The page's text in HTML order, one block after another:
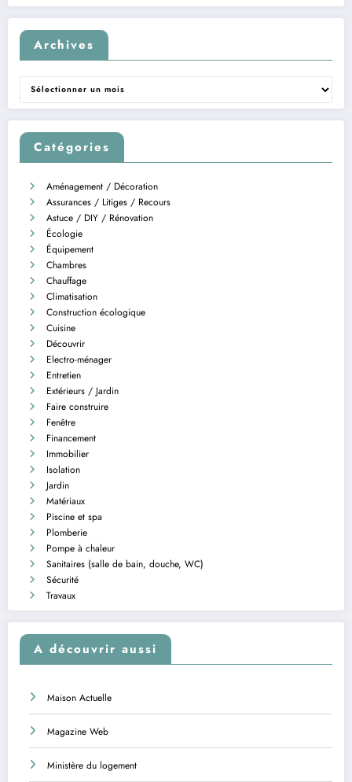
Archives
Archives
Catégories
Aménagement / Décoration
Assurances / Litiges / Recours
Astuce / DIY / Rénovation
Écologie
Équipement
Chambres
Chauffage
Climatisation
Construction écologique
Cuisine
Découvrir
Electro-ménager
Entretien
Extérieurs / Jardin
Faire construire
Fenêtre
Financement
Immobilier
Isolation
Jardin
Matériaux
Piscine et spa
Plomberie
Pompe à chaleur
Sanitaires (salle de bain, douche, WC)
Sécurité
Travaux
A découvrir aussi
Maison Actuelle
Magazine Web
Ministère du logement